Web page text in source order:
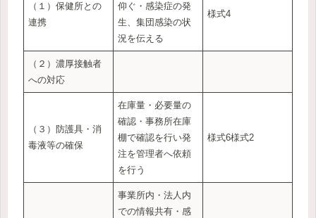
（１）保健所との
連携
仰ぐ・感染症の発
生、集団感染の状
況を伝える
様式4
（２）濃厚接触者
への対応
（３）防護具・消
毒液等の確保
在庫量・必要量の
確認・事務所在庫
棚で確認を行い発
注を管理者へ依頼
を行う
様式6様式2
事業所内・法人内
での情報共有・感